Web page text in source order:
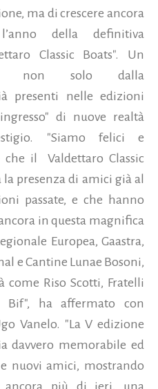
ma di crescere ancora
della definitiva
Classic Boats". Un
non solo dalla
presenti nelle edizioni
di nuove realtà
"Siamo felici e
il Valdettaro Classic
la presenza di amici già al
passate, e che hanno
in questa magnifica
Europea, Gaastra,
e Cantine Lunae Bosoni,
come Riso Scotti, Fratelli
Bif", ha affermato con
Vanelo. "La V edizione
davvero memorabile ed
nuovi amici, mostrando
ancora più di ieri, una